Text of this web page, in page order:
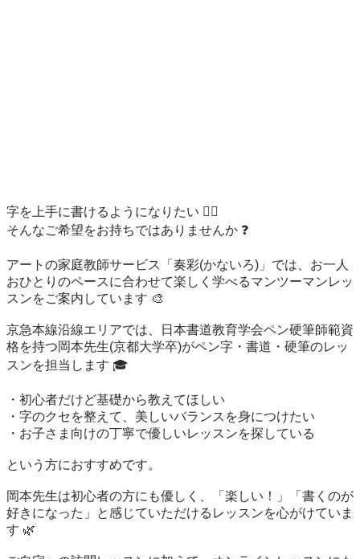
字を上手に書けるようになりたい ✍🏻
そんなご希望をお持ちではありませんか ❓
アートの家庭教師サービス「奏彩(かないろ)」では、お一人
おひとりのペースに合わせて楽しく学べるマンツーマンレッ
スンをご案内しています 🎨
京急本線沿線エリアでは、日本書道教育学会ペン硬筆師範資
格を持つ岡本先生(京都大学卒)がペン字・書道・硬筆のレッ
スンを担当します 🎓
・初心者だけど基礎から教えてほしい
・字のクセを整えて、美しいバランスを身につけたい
・お子さま向けの丁寧で優しいレッスンを探している
という方におすすめです。
岡本先生は初心者の方にも優しく、「楽しい！」「書くのが
好きになった」と感じていただけるレッスンを心がけていま
す 🌿